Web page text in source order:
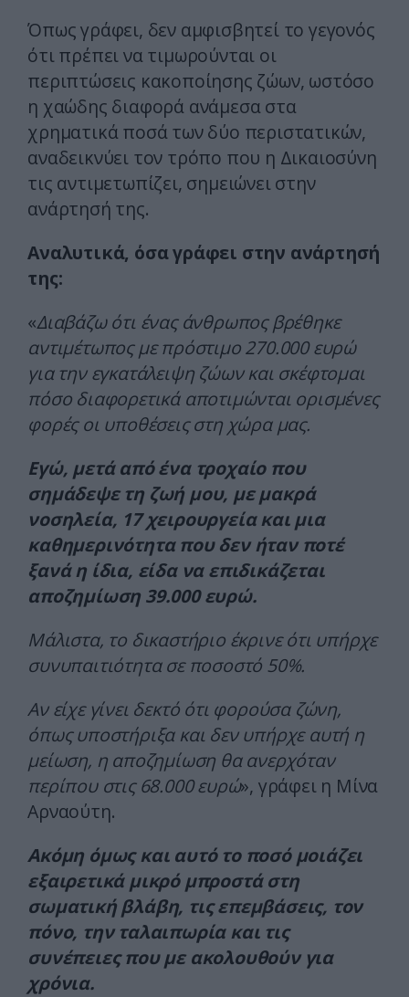
Όπως γράφει, δεν αμφισβητεί το γεγονός
ότι πρέπει να τιμωρούνται οι
περιπτώσεις κακοποίησης ζώων, ωστόσο
η χαώδης διαφορά ανάμεσα στα
χρηματικά ποσά των δύο περιστατικών,
αναδεικνύει τον τρόπο που η Δικαιοσύνη
τις αντιμετωπίζει, σημειώνει στην
ανάρτησή της.
Αναλυτικά, όσα γράφει στην ανάρτησή
της:
«Διαβάζω ότι ένας άνθρωπος βρέθηκε
αντιμέτωπος με πρόστιμο 270.000 ευρώ
για την εγκατάλειψη ζώων και σκέφτομαι
πόσο διαφορετικά αποτιμώνται ορισμένες
φορές οι υποθέσεις στη χώρα μας.
Εγώ, μετά από ένα τροχαίο που
σημάδεψε τη ζωή μου, με μακρά
νοσηλεία, 17 χειρουργεία και μια
καθημερινότητα που δεν ήταν ποτέ
ξανά η ίδια, είδα να επιδικάζεται
αποζημίωση 39.000 ευρώ.
Μάλιστα, το δικαστήριο έκρινε ότι υπήρχε
συνυπαιτιότητα σε ποσοστό 50%.
Αν είχε γίνει δεκτό ότι φορούσα ζώνη,
όπως υποστήριξα και δεν υπήρχε αυτή η
μείωση, η αποζημίωση θα ανερχόταν
περίπου στις 68.000 ευρώ», γράφει η Μίνα
Αρναούτη.
Ακόμη όμως και αυτό το ποσό μοιάζει
εξαιρετικά μικρό μπροστά στη
σωματική βλάβη, τις επεμβάσεις, τον
πόνο, την ταλαιπωρία και τις
συνέπειες που με ακολουθούν για
χρόνια.